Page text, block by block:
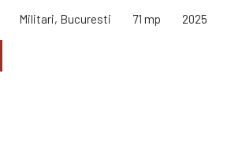
Militari, Bucuresti 71 mp 2025